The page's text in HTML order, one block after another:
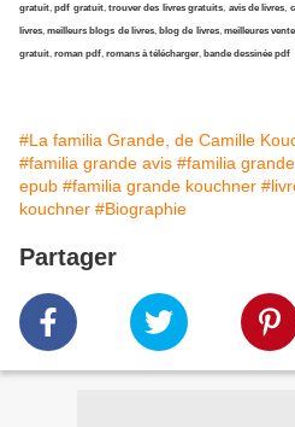
gratuit ,pdf gratuit,trouver des livres gratuits avis de livres
livres ,meilleurs blogs de livres,blog de livres, meilleures
gratuit roman pdf romans à télécharger bande dessinée pdf
#La familia Grande, de Camille
#familia grande avis #familia
epub #familia grande kouchner
kouchner #Biographie
Partager